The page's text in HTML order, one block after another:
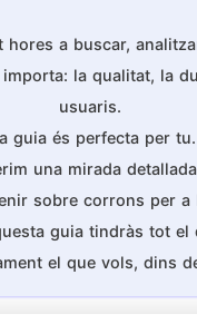
a buscar,
la qualitat, la
usuaris.
és perfecta per
una mirada
sobre corrons per
guia tindràs tot
el que vols, dins